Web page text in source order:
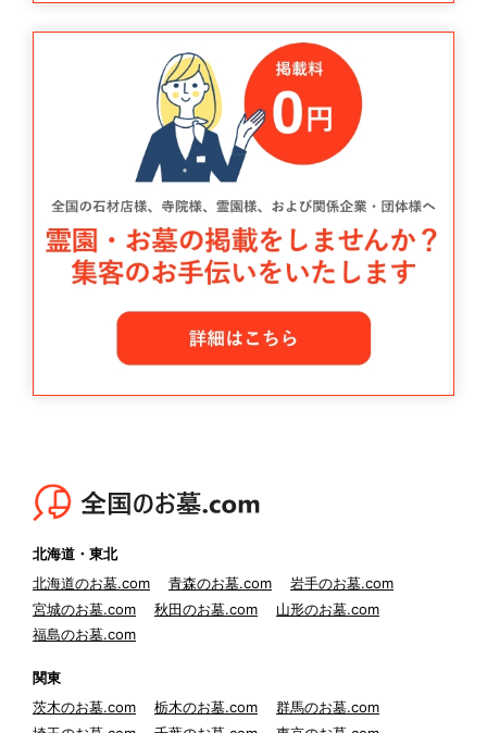
北海道・東北
北海道のお墓.com
青森のお墓.com
岩手のお墓.com
宮城のお墓.com
秋田のお墓.com
山形のお墓.com
福島のお墓.com
関東
茨木のお墓.com
栃木のお墓.com
群馬のお墓.com